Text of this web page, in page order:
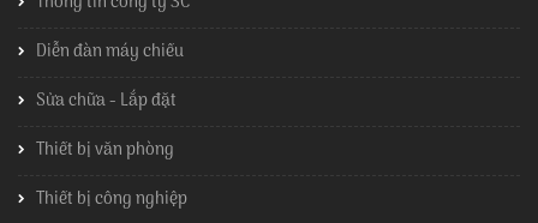
Diễn đàn máy chiếu
Sửa chữa - Lắp đặt
Thiết bị văn phòng
Thiết bị công nghiệp